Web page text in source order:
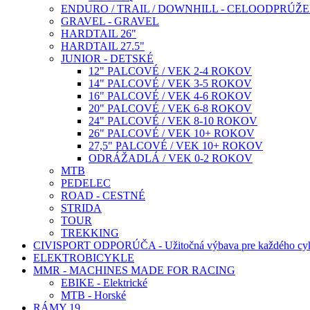
ENDURO / TRAIL / DOWNHILL -
GRAVEL - GRAVEL
HARDTAIL 26"
HARDTAIL 27.5"
JUNIOR - DETSKÉ
12" PALCOVÉ / VEK 2-4 ROKOV
14" PALCOVÉ / VEK 3-5 ROKOV
16" PALCOVÉ / VEK 4-6 ROKOV
20" PALCOVÉ / VEK 6-8 ROKOV
24" PALCOVÉ / VEK 8-10 ROKOV
26" PALCOVÉ / VEK 10+ ROKOV
27,5" PALCOVÉ / VEK 10+ ROKOV
ODRÁŽADLÁ / VEK 0-2 ROKOV
MTB
PEDELEC
ROAD - CESTNÉ
STRIDA
TOUR
TREKKING
CIVISPORT ODPORÚČA - Užitočná výbava pre každého
ELEKTROBICYKLE
MMR - MACHINES MADE FOR RACING
EBIKE - Elektrické
MTB - Horské